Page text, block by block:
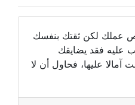
عملك لكن ثقتك بنفسك
عليه فقد يضايقك
آمالا عليها، فحاول أن لا